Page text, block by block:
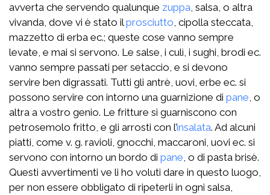
avverta che servendo qualunque zuppa , salsa, o altra
vivanda, dove vi è stato ilprosciutto , cipolla steccata,
mazzetto di erba ec.; queste cose vanno sempre
levate, e mai si servono. Le salse, i culì, i sughi, brodi ec.
vanno sempre passati per setaccio, e si devono
servire ben digrassati. Tutti gli antrè, uovi, erbe ec. si
possono servire con intorno una guarnizione di pane , o
altra a vostro genio. Le fritture si guarniscono con
petrosemolo fritto, e gli arrosti con l’insalata. Ad alcuni
piatti, come v. g. ravioli, gnocchi, maccaroni, uovi ec. si
servono con intorno un bordo di pane , o di pasta brisè.
Questi avvertimenti ve li ho voluti dare in questo luogo,
per non essere obbligato di ripeterli in ogni salsa,